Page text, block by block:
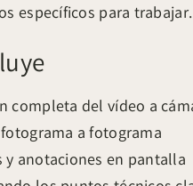
específicos para trabajar.
completa del vídeo a
a fotograma
y anotaciones en pantalla